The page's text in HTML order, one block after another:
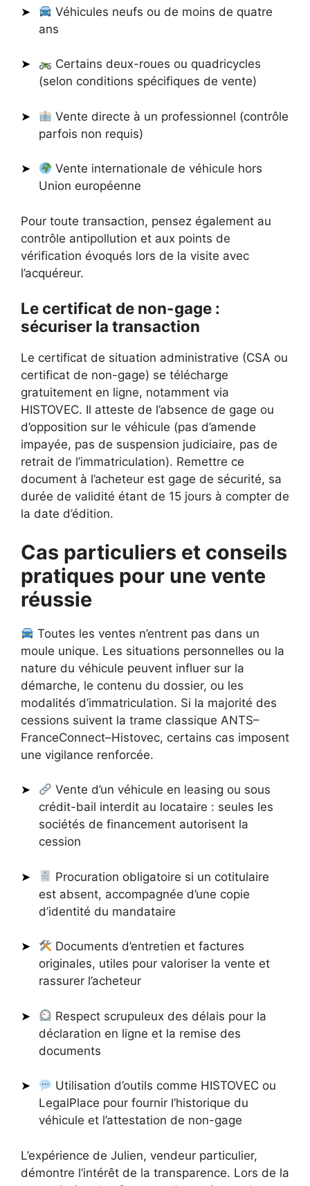
Véhicules neufs ou de moins de quatre
ans
Certains deux-roues ou quadricycles
(selon conditions spécifiques de vente)
Vente directe à un professionnel (contrôle
parfois non requis)
Vente internationale de véhicule hors
Union européenne
Pour toute transaction, pensez également au
contrôle antipollution et aux points de
vérification évoqués lors de la visite avec
l’acquéreur.
Le certificat de non-gage :
sécuriser la transaction
Le certificat de situation administrative (CSA ou
certificat de non-gage) se télécharge
gratuitement en ligne, notamment via
HISTOVEC. Il atteste de l’absence de gage ou
d’opposition sur le véhicule (pas d’amende
impayée, pas de suspension judiciaire, pas de
retrait de l’immatriculation). Remettre ce
document à l’acheteur est gage de sécurité, sa
durée de validité étant de 15 jours à compter de
la date d’édition.
Cas particuliers et conseils
pratiques pour une vente
réussie
Toutes les ventes n’entrent pas dans un
moule unique. Les situations personnelles ou la
nature du véhicule peuvent influer sur la
démarche, le contenu du dossier, ou les
modalités d’immatriculation. Si la majorité des
cessions suivent la trame classique ANTS–
FranceConnect–Histovec, certains cas imposent
une vigilance renforcée.
Vente d’un véhicule en leasing ou sous
crédit-bail interdit au locataire : seules les
sociétés de financement autorisent la
cession
Procuration obligatoire si un cotitulaire
est absent, accompagnée d’une copie
d’identité du mandataire
Documents d’entretien et factures
originales, utiles pour valoriser la vente et
rassurer l’acheteur
Respect scrupuleux des délais pour la
déclaration en ligne et la remise des
documents
Utilisation d’outils comme HISTOVEC ou
LegalPlace pour fournir l’historique du
véhicule et l’attestation de non-gage
L’expérience de Julien, vendeur particulier,
démontre l’intérêt de la transparence. Lors de la